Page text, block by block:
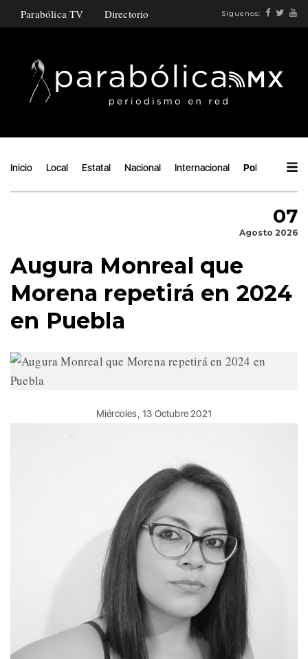
Parabólica TV Directorio Síguenos:
Inicio Local Estatal Nacional Internacional Política
07
Agosto 2026
Augura Monreal que
Morena repetirá en 2024
en Puebla
Miércoles, 13 Octubre 2021